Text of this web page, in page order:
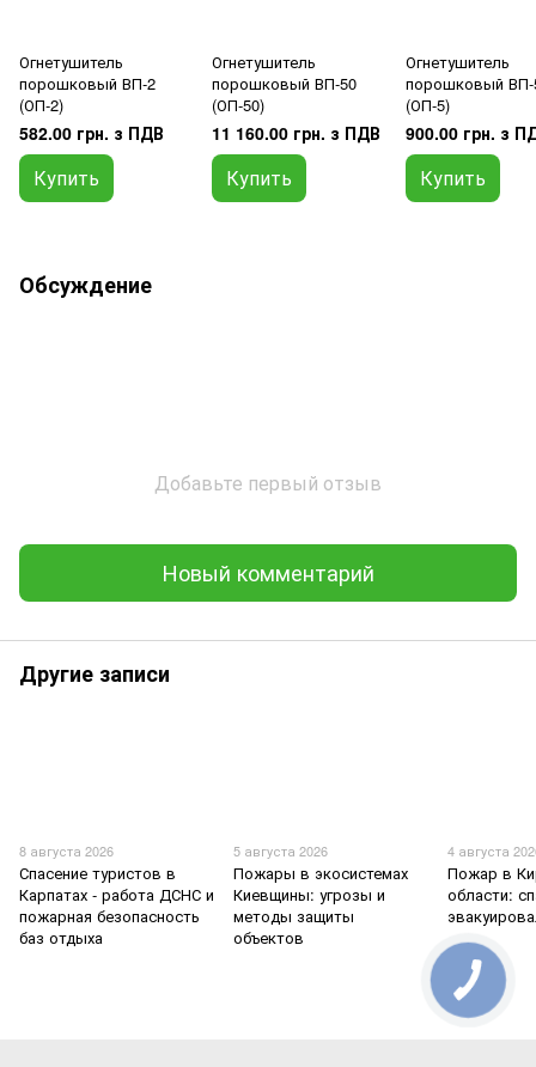
Огнетушитель
порошковый ВП-2
(ОП-2)
582.00 грн. з ПДВ
Купить
Огнетушитель
порошковый ВП-50
(ОП-50)
11 160.00 грн. з ПДВ
Купить
Огнетушитель
порошковый ВП-
(ОП-5)
900.00 грн. з
Купить
Обсуждение
Добавьте первый отзыв
Новый комментарий
Другие записи
8 августа 2026
Спасение туристов в
Карпатах - работа ДСНС и
пожарная безопасность
баз отдыха
5 августа 2026
Пожары в экосистемах
Киевщины: угрозы и
методы защиты
объектов
4 августа
Пожар в
области: